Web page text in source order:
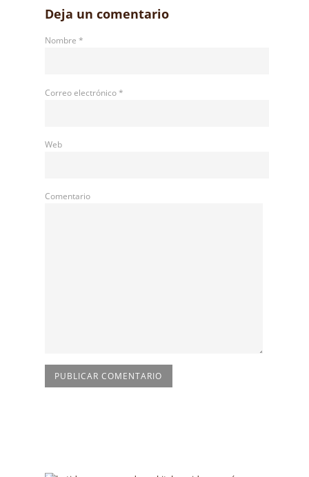
Deja un comentario
Nombre *
Correo electrónico*
Web
Comentario